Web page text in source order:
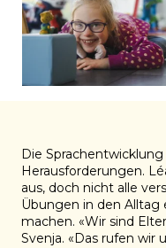
Die
Herausforderungen.
aus, doch nicht alle
Übungen in den Alltag
machen. «Wir sind
Svenja. «Das rufen wir